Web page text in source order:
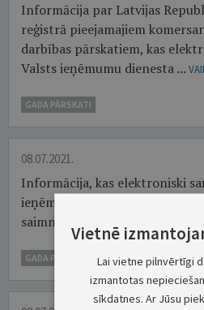
Informācija par Latvijas
reģistrā pieejamajiem
darbības pārskatiem, kas
Valsts ieņēmumu dienesta ...
GADA PĀRSKATI
08.07.2021.
Informācija, kas elektroniski
ieņēmumu dienesta, par
saimnieciskās darbības
GADA PĀRSKATI
Vietnē
Lai vietne pilnvērtīgi
izmantotas
sīkdatnes. Ar Jūsu